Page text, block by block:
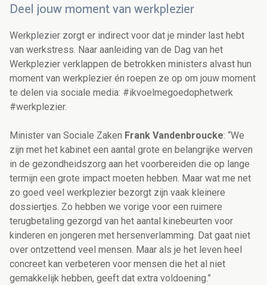
Deel jouw moment van werkplezier
Werkplezier zorgt er indirect voor dat je minder last hebt
van werkstress. Naar aanleiding van de Dag van het
Werkplezier verklappen de betrokken ministers alvast hun
moment van werkplezier én roepen ze op om jouw moment
te delen via sociale media: #ikvoelmegoedophetwerk
#werkplezier.
Minister van Sociale Zaken Frank Vandenbroucke: “We
zijn met het kabinet een aantal grote en belangrijke werven
in de gezondheidszorg aan het voorbereiden die op lange
termijn een grote impact moeten hebben. Maar wat me net
zo goed veel werkplezier bezorgt zijn vaak kleinere
dossiertjes. Zo hebben we vorige voor een ruimere
terugbetaling gezorgd van het aantal kinebeurten voor
kinderen en jongeren met hersenverlamming. Dat gaat niet
over ontzettend veel mensen. Maar als je het leven heel
concreet kan verbeteren voor mensen die het al niet
gemakkelijk hebben, geeft dat extra voldoening.”